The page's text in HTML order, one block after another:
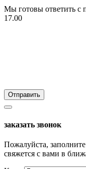
Мы готовы ответить с
17.00
заказать звонок
Пожалуйста,
свяжется с вами в